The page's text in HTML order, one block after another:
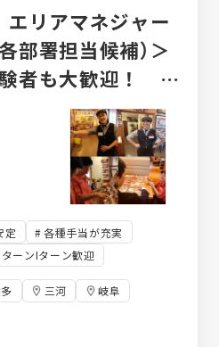
エリアマネジャー
署担当候補）＞
者も大歓迎！ ●
ォロー充実！ ●
積極的に投資中！
定
各種手当が充実
ーンIターン歓迎
三河
岐阜